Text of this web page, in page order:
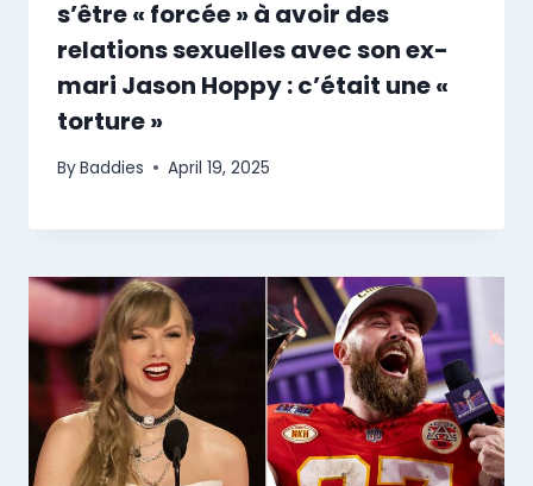
s’être « forcée » à avoir des
relations sexuelles avec son ex-
mari Jason Hoppy : c’était une «
torture »
ByBaddies April 19, 2025